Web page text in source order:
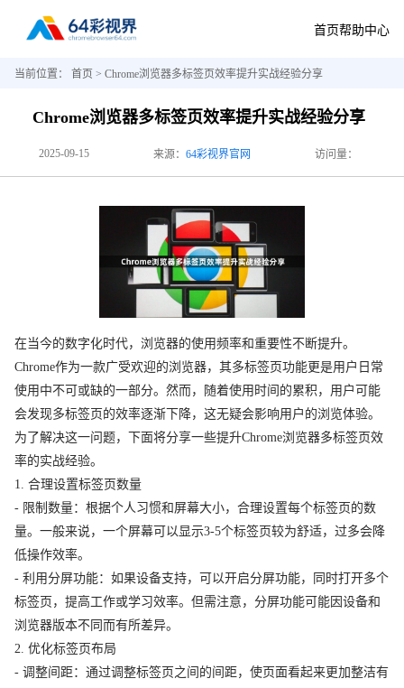
首页帮助中心
当前位置： 首页 > Chrome浏览器多标签页效率提升实战经验分享
Chrome浏览器多标签页效率提升实战经验分享
2025-09-15 来源： 64彩视界官网 访问量：
在当今的数字化时代，浏览器的使用频率和重要性不断提升。
Chrome作为一款广受欢迎的浏览器，其多标签页功能更是用户日常
使用中不可或缺的一部分。然而，随着使用时间的累积，用户可能
会发现多标签页的效率逐渐下降，这无疑会影响用户的浏览体验。
为了解决这一问题，下面将分享一些提升Chrome浏览器多标签页效
率的实战经验。
1. 合理设置标签页数量
- 限制数量：根据个人习惯和屏幕大小，合理设置每个标签页的数
量。一般来说，一个屏幕可以显示3-5个标签页较为舒适，过多会降
低操作效率。
- 利用分屏功能：如果设备支持，可以开启分屏功能，同时打开多个
标签页，提高工作或学习效率。但需注意，分屏功能可能因设备和
浏览器版本不同而有所差异。
2. 优化标签页布局
- 调整间距：通过调整标签页之间的间距，使页面看起来更加整洁有